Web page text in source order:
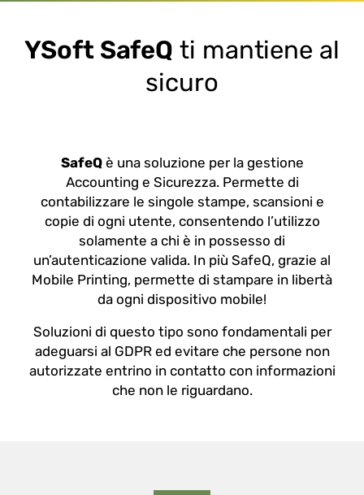
YSoft SafeQ ti mantiene al
sicuro
SafeQ è una soluzione per la gestione
Accounting e Sicurezza. Permette di
contabilizzare le singole stampe, scansioni e
copie di ogni utente, consentendo l’utilizzo
solamente a chi è in possesso di
un’autenticazione valida. In più SafeQ, grazie al
Mobile Printing, permette di stampare in libertà
da ogni dispositivo mobile!
Soluzioni di questo tipo sono fondamentali per
adeguarsi al GDPR ed evitare che persone non
autorizzate entrino in contatto con informazioni
che non le riguardano.